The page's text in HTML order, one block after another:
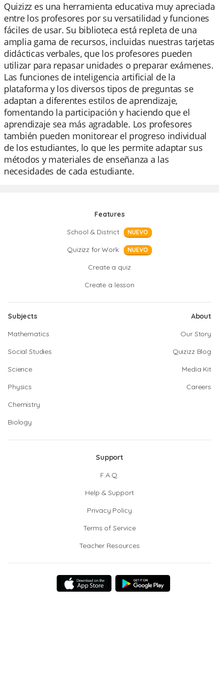
Quizizz es una herramienta educativa muy apreciada
entre los profesores por su versatilidad y funciones
fáciles de usar. Su biblioteca está repleta de una
amplia gama de recursos, incluidas nuestras tarjetas
didácticas verbales, que los profesores pueden
utilizar para repasar unidades o preparar exámenes.
Las funciones de inteligencia artificial de la
plataforma y los diversos tipos de preguntas se
adaptan a diferentes estilos de aprendizaje,
fomentando la participación y haciendo que el
aprendizaje sea más agradable. Los profesores
también pueden monitorear el progreso individual
de los estudiantes, lo que les permite adaptar sus
métodos y materiales de enseñanza a las
necesidades de cada estudiante.
Features
School & District
NUEVO
Quizizz for Work NUEVO
Create a quiz
Create a lesson
Subjects
Mathematics
Social Studies
Science
Physics
Chemistry
Biology
About
Our Story
Quizizz Blog
Media Kit
Careers
Support
F.A.Q.
Help & Support
Privacy Policy
Terms of Service
Teacher Resources